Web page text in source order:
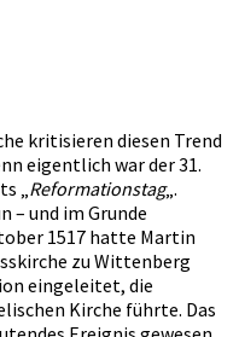
kritisieren diesen Trend
eigentlich war der 31.
„Reformationstag„.
– und im Grunde
1517 hatte Martin
zu Wittenberg
eingeleitet, die
Kirche führte. Das